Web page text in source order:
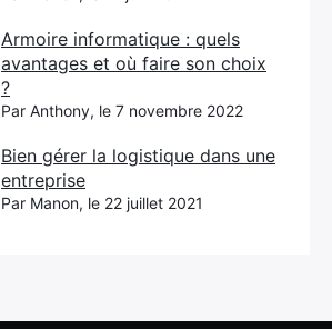
Armoire informatique : quels
avantages et où faire son choix
?
Par Anthony, le 7 novembre 2022
Bien gérer la logistique dans une
entreprise
Par Manon, le 22 juillet 2021